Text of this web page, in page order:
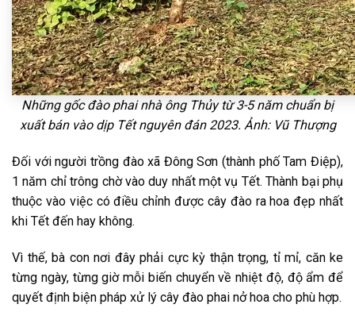
Những gốc đào phai nhà ông Thủy từ 3-5 năm chuẩn bị
xuất bán vào dịp Tết nguyên đán 2023. Ảnh: Vũ Thượng
Đối với người trồng đào xã Đông Sơn (thành phố Tam Điệp),
1 năm chỉ trông chờ vào duy nhất một vụ Tết. Thành bại phụ
thuộc vào việc có điều chỉnh được cây đào ra hoa đẹp nhất
khi Tết đến hay không.
Vì thế, bà con nơi đây phải cực kỳ thận trọng, tỉ mỉ, căn ke
từng ngày, từng giờ mỗi biến chuyển về nhiệt độ, độ ẩm để
quyết định biện pháp xử lý cây đào phai nở hoa cho phù hợp.